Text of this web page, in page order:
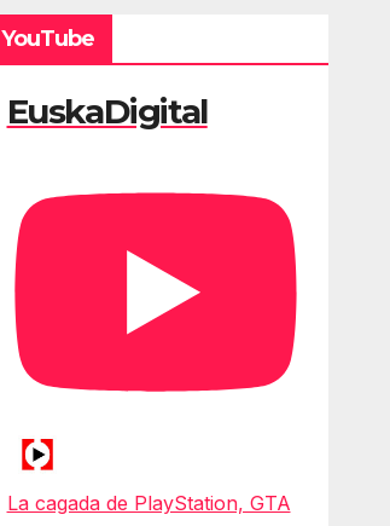
YouTube
EuskaDigital
La cagada de PlayStation, GTA